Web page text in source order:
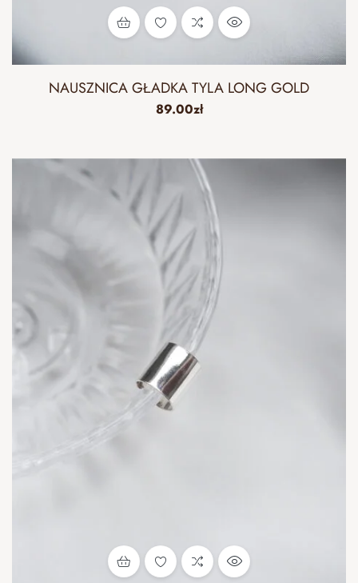
NAUSZNICA GŁADKA TYLA LONG GOLD
89.00zł